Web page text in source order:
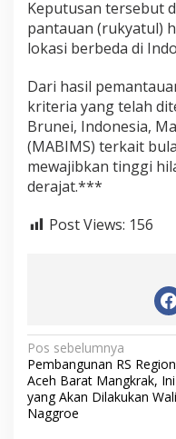
Keputusan tersebut
pantauan (rukyatul)
lokasi berbeda di
Dari hasil
kriteria yang telah
Brunei, Indonesia,
(MABIMS) terkait
mewajibkan tinggi
derajat.***
Post Views: 156
N
a
v
Pos sebelumnya
Pembangunan RS
Aceh Barat Mangkrak, Ini
yang Akan Dilakukan Wali
Naggroe